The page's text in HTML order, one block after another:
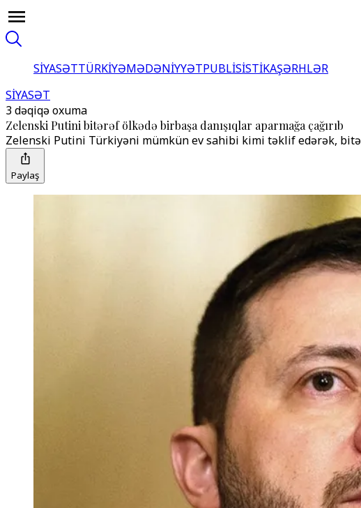
SİYASƏTTÜRKİYƏMƏDƏNİYYƏTPUBLİSİSTİKAŞƏRHLƏR
SİYASƏT
3 dəqiqə oxuma
Zelenski Putini bitərəf ölkədə birbaşa danışıqlar aparmağa çağırıb
Zelenski Putini Türkiyəni mümkün ev sahibi kimi təklif edərək,
Paylaş